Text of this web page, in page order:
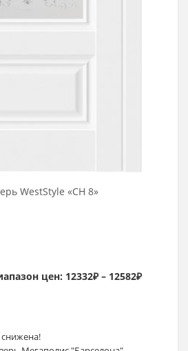
WestStyle «CH 8»
цен: 12332₽ – 12582₽
Выбрать >